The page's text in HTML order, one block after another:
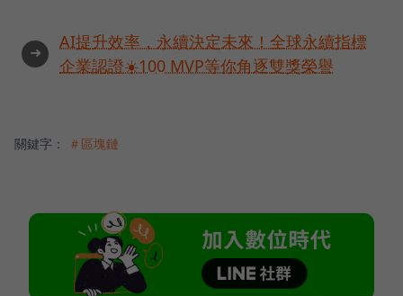
➜
AI提升效率，永續決定未來！全球永續指標
企業認證☀️100 MVP等你角逐雙獎榮譽
關鍵字： ＃區塊鏈